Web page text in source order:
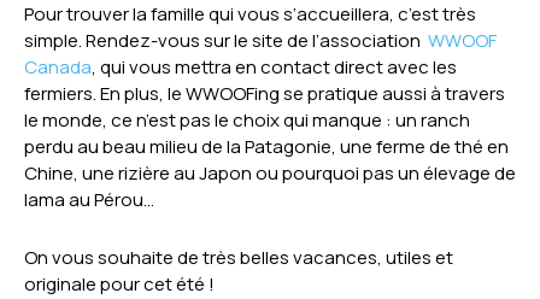
Pour trouver la famille qui vous s’accueillera, c’est très
simple. Rendez-vous sur le site de l’association WWOOF
Canada, qui vous mettra en contact direct avec les
fermiers. En plus, le WWOOFing se pratique aussi à travers
le monde, ce n’est pas le choix qui manque : un ranch
perdu au beau milieu de la Patagonie, une ferme de thé en
Chine, une rizière au Japon ou pourquoi pas un élevage de
lama au Pérou…
On vous souhaite de très belles vacances, utiles et
originale pour cet été !